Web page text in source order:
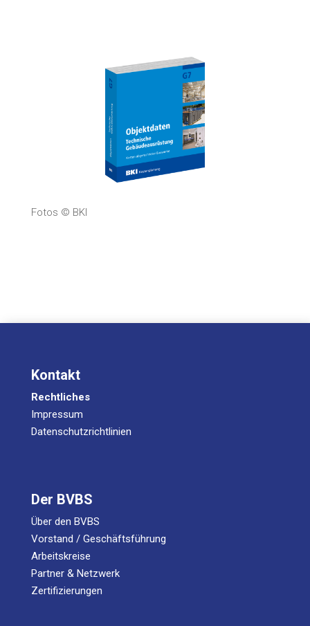
Fotos © BKI
Kontakt
Rechtliches
Impressum
Datenschutzrichtlinien
Der BVBS
Über den BVBS
Vorstand / Geschäftsführung
Arbeitskreise
Partner & Netzwerk
Zertifizierungen